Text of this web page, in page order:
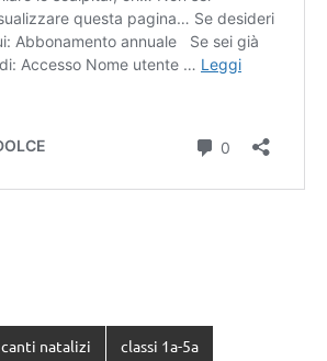
canti natalizi classi 1a-5a